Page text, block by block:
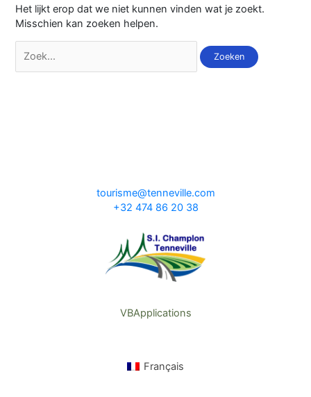
Het lijkt erop dat we niet kunnen vinden wat je zoekt.
Misschien kan zoeken helpen.
tourisme@tenneville.com
+32 474 86 20 38
VBApplications
Français